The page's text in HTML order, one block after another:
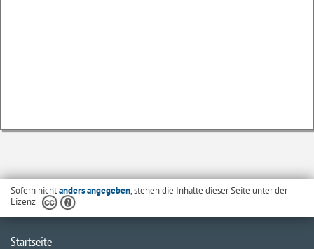
Sofern nichtanders angegeben, stehen die Inhalte dieser Seite unter der
Lizenz
Startseite